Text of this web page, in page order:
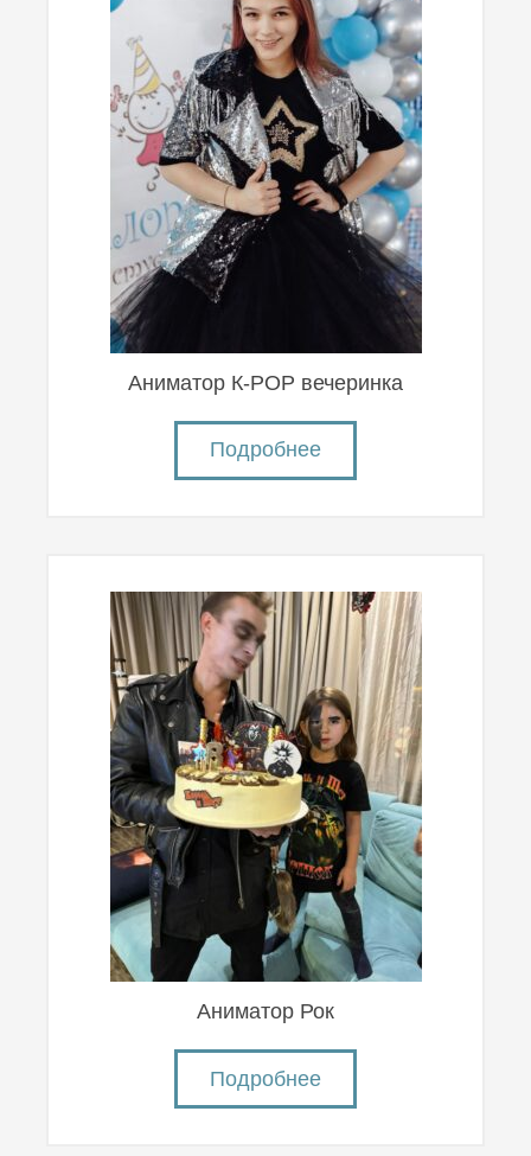
Аниматор К-POP вечеринка
Подробнее
Аниматор Рок
Подробнее